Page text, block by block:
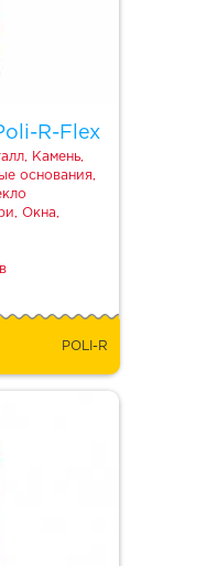
R-Flex
Камень,
основания,
Окна,
POLI-R